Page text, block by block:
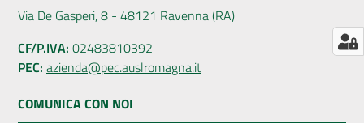
Dedicato
Bandi
Concorsi
Via De Gasperi, 8 - 48121 Ravenna (RA)
CF/P.IVA: 02483810392
PEC: azienda@pec.auslromagna.it
COMUNICA CON NOI